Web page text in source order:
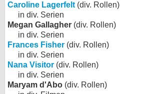
Caroline Lagerfelt (div. Rollen)
in div. Serien
Megan Gallagher (div. Rollen)
in div. Serien
Frances Fisher (div. Rollen)
in div. Serien
Nana Visitor (div. Rollen)
in div. Serien
Maryam d'Abo (div. Rollen)